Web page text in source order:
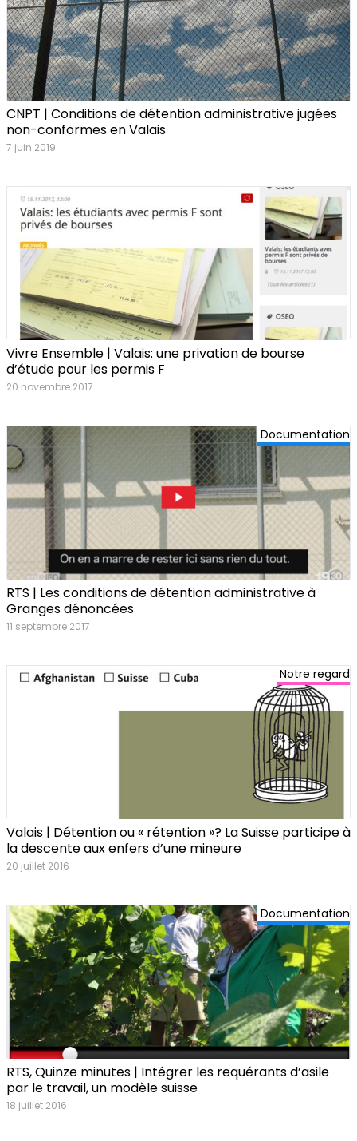
CNPT | Conditions de détention administrative jugées
non-conformes en Valais
7 juin 2019
Vivre Ensemble | Valais: une privation de bourse
d’étude pour les permis F
20 novembre 2017
Documentation
RTS | Les conditions de détention administrative à
Granges dénoncées
11 septembre 2017
Notre regard
Valais | Détention ou « rétention »? La Suisse participe à
la descente aux enfers d’une mineure
20 juillet 2016
Documentation
RTS, Quinze minutes | Intégrer les requérants d’asile
par le travail, un modèle suisse
18 juillet 2016